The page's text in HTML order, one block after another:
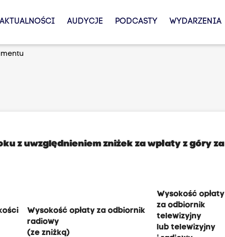
AKTUALNOŚCI AUDYCJE PODCASTY WYDARZENIA
z uwzględnieniem zniżek za wpłaty z góry za
Wysokość opłaty za odbiornik
radiowy
(ze zniżką)
Wysokość opłaty
za odbiornik
telewizyjny
lub telewizyjny